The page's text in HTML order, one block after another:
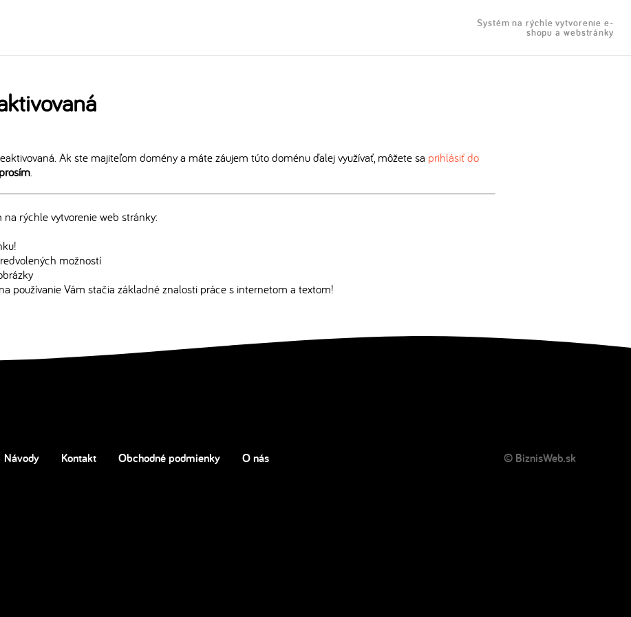
Systém na rýchle vytvorenie e-
shopu a webstránky
Ak ste majiteľom domény a máte záujem túto doménu ďalej využívať, môžete sa prihlásiť do
na rýchle vytvorenie web stránky:
možností
používanie Vám stačia základné znalosti práce s internetom a textom!
Návody Kontakt Obchodné podmienky O nás © BiznisWeb.sk